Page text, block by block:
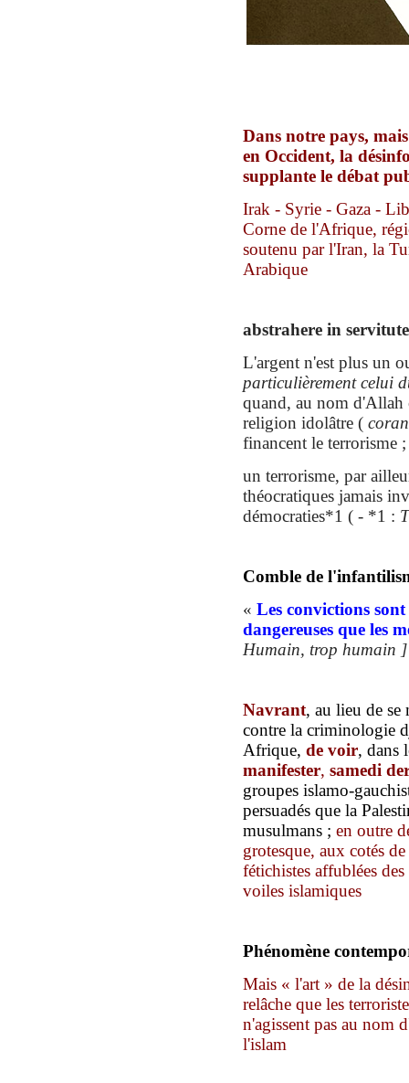
Dans notre pays,
en Occident, la
supplante le débat
Irak - Syrie - Gaza -
Corne de l'Afrique,
soutenu par l'Iran, la
Arabique
abstrahere in
L'argent n'est plus un
particulièrement celui
quand, au nom d'Allah
religion idolâtre (
financent le terrorisme ;
un terrorisme, par
théocratiques jamais
démocraties*1 ( - *1 :
Comble de
« Les convictions
dangereuses que les
Humain, trop humain ]
Navrant, au lieu de se
contre la criminologie
Afrique, de voir, dans
manifester, samedi
groupes islamo-
persuadés que la
musulmans ; en outre
grotesque, aux cotés
fétichistes affublées
voiles islamiques
Phénomène
Mais « l'art » de la
relâche que les
n'agissent pas au nom
l'islam